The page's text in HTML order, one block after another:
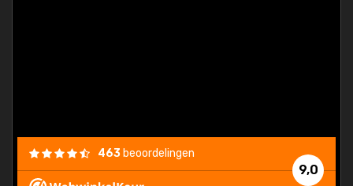
9,0
463 beoordelingen